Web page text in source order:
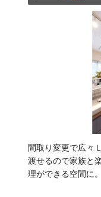
間取り変更で広々
渡せるので家族と
理ができる空間に。